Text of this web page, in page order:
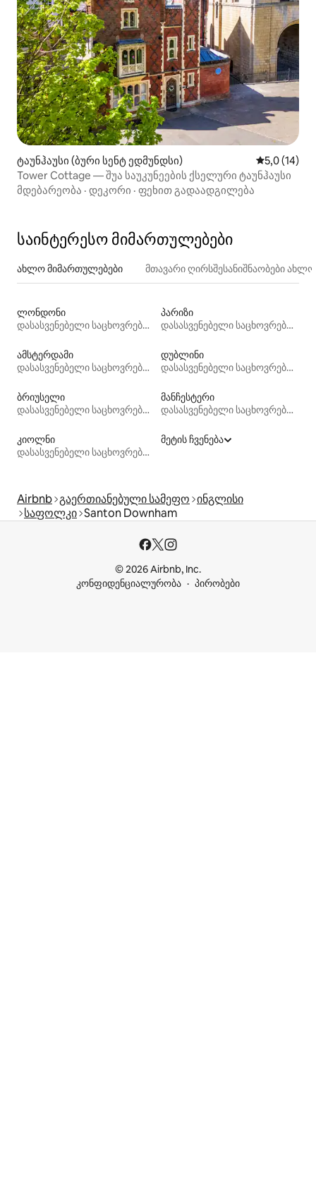
ტაუნჰაუსი (ბური სენტ ედმუნდსი) საშუალო
5,0 (14)
Tower Cottage — შუა საუკუნეების ქსელური ტაუნჰაუსი
მდებარეობა · დეკორი · ფეხით გადაადგილება
საინტერესო მიმართულებები
ახლო მიმართულებები მთავარი ღირსშესანიშნაობები
ლონდონი
დასასვენებელი საცხოვრებლები
პარიზი
დასასვენებელი საცხოვრებლები
ამსტერდამი
დასასვენებელი საცხოვრებლები
დუბლინი
დასასვენებელი საცხოვრებლები
ბრიუსელი
დასასვენებელი საცხოვრებლები
მანჩესტერი
დასასვენებელი საცხოვრებლები
კიოლნი
დასასვენებელი საცხოვრებლები
მეტის ჩვენება
Airbnb გაერთიანებული სამეფო ინგლისი
საფოლკი Santon Downham
© 2026 Airbnb, Inc.
კონფიდენციალურობა
პირობები